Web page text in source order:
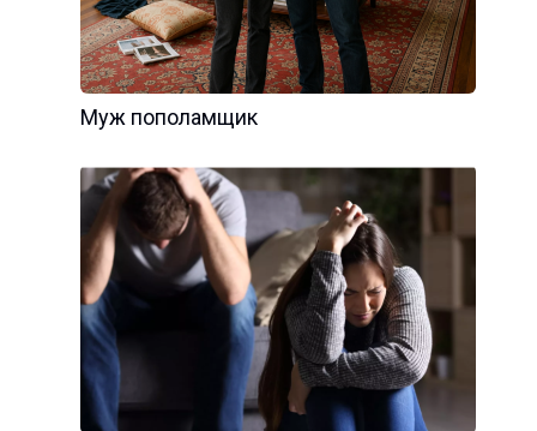
Муж пополамщик